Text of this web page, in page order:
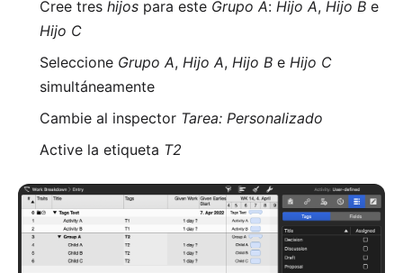
Cree tres hijos para este Grupo A: Hijo A, Hijo B e
Hijo C
Seleccione Grupo A, Hijo A, Hijo B e Hijo C
simultáneamente
Cambie al inspector Tarea: Personalizado
Active la etiqueta T2